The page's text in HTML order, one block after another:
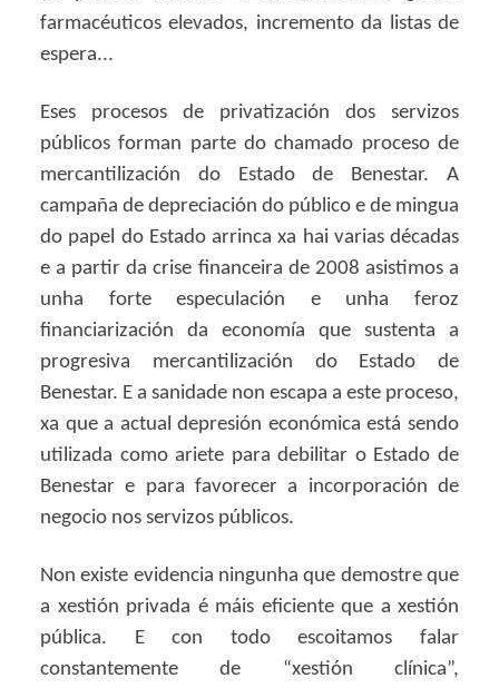
farmacéuticos elevados, incremento da listas de
espera...
Eses procesos de privatización dos servizos
públicos forman parte do chamado proceso de
mercantilización do Estado de Benestar. A
campaña de depreciación do público e de mingua
do papel do Estado arrinca xa hai varias décadas
e a partir da crise financeira de 2008 asistimos a
unha forte especulación e unha feroz
financiarización da economía que sustenta a
progresiva mercantilización do Estado de
Benestar. E a sanidade non escapa a este proceso,
xa que a actual depresión económica está sendo
utilizada como ariete para debilitar o Estado de
Benestar e para favorecer a incorporación de
negocio nos servizos públicos.
Non existe evidencia ningunha que demostre que
a xestión privada é máis eficiente que a xestión
pública. E con todo escoitamos falar
constantemente de “xestión clínica”,